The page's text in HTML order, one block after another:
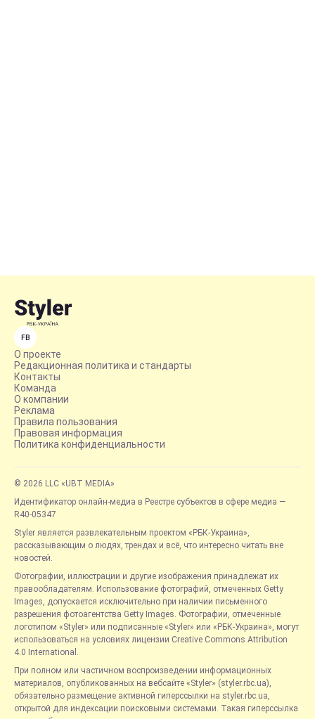
FB
О проекте
Редакционная политика и стандарты
Контакты
Команда
О компании
Реклама
Правила пользования
Правовая информация
Политика конфиденциальности
© 2026 LLC «UBT MEDIA»
Идентификатор онлайн-медиа в Реестре субъектов в сфере медиа —
R40-05347
Styler является развлекательным проектом «РБК-Украина»,
рассказывающим о людях, трендах и всё, что интересно читать вне
новостей.
Фотографии, иллюстрации и другие изображения принадлежат их
правообладателям. Использование фотографий, отмеченных Getty
Images, допускается исключительно при наличии письменного
разрешения фотоагентства Getty Images. Фотографии, отмеченные
логотипом «Styler» или подписанные «Styler» или «РБК-Украина», могут
использоваться на условиях лицензии Creative Commons Attribution
4.0 International.
При полном или частичном воспроизведении информационных
материалов, опубликованных на вебсайте «Styler» (styler.rbc.ua),
обязательно размещение активной гиперссылки на styler.rbc.ua,
открытой для индексации поисковыми системами. Такая гиперссылка